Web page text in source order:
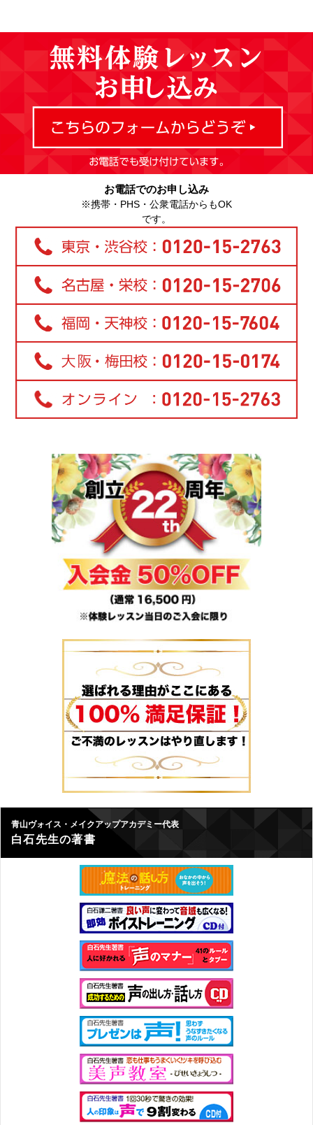
お電話でのお申し込み
※携帯・PHS・公衆電話からもOK
です。
青山ヴォイス・メイクアップアカデミー代表
白石先生の著書